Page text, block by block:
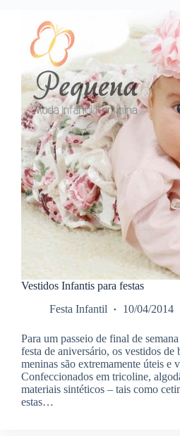
Vestidos Infantis para festas
Festa Infantil
10/04/2014
Para um passeio de final de
festa de aniversário, os vestidos de
meninas são extremamente úteis e
Confeccionados em tricoline,
materiais sintéticos – tais como
estas…